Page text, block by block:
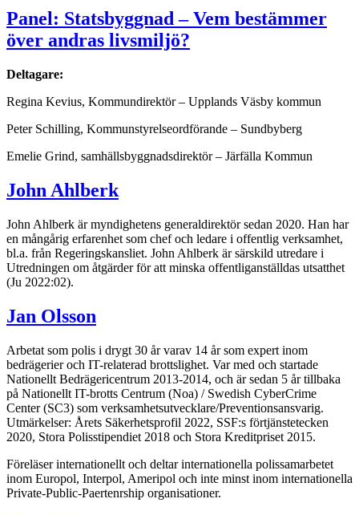
Panel: Statsbyggnad – Vem bestämmer
över andras livsmiljö?
Deltagare:
Regina Kevius, Kommundirektör – Upplands Väsby kommun
Peter Schilling, Kommunstyrelseordförande – Sundbyberg
Emelie Grind, samhällsbyggnadsdirektör – Järfälla Kommun
John Ahlberk
John Ahlberk är myndighetens generaldirektör sedan 2020. Han har
en mångårig erfarenhet som chef och ledare i offentlig verksamhet,
bl.a. från Regeringskansliet. John Ahlberk är särskild utredare i
Utredningen om åtgärder för att minska offentliganställdas utsatthet
(Ju 2022:02).
Jan Olsson
Arbetat som polis i drygt 30 år varav 14 år som expert inom
bedrägerier och IT-relaterad brottslighet. Var med och startade
Nationellt Bedrägericentrum 2013-2014, och är sedan 5 år tillbaka
på Nationellt IT-brotts Centrum (Noa) / Swedish CyberCrime
Center (SC3) som verksamhetsutvecklare/Preventionsansvarig.
Utmärkelser: Årets Säkerhetsprofil 2022, SSF:s förtjänstetecken
2020, Stora Polisstipendiet 2018 och Stora Kreditpriset 2015.
Föreläser internationellt och deltar internationella polissamarbetet
inom Europol, Interpol, Ameripol och inte minst inom internationella
Private-Public-Paertenrship organisationer.